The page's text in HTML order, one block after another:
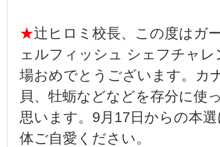
★辻󠄀ヒロミ校長、この度はガ
ェルフィッシュ シェフチャ
場おめでとうございます。カ
貝、牡蛎などなどを存分に使
思います。9月17日からの本
体ご自愛ください。